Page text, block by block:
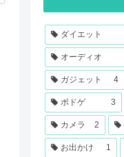
ダイエット
オーディオ
ガジェット 4
ボドゲ 3
カメラ 2
お出かけ 1